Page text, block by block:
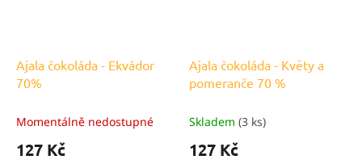
Ajala čokoláda - Ekvádor
70%
Momentálně nedostupné
127 Kč
Ajala čokoláda - Květy a
pomeranče 70 %
Skladem (3 ks)
127 Kč